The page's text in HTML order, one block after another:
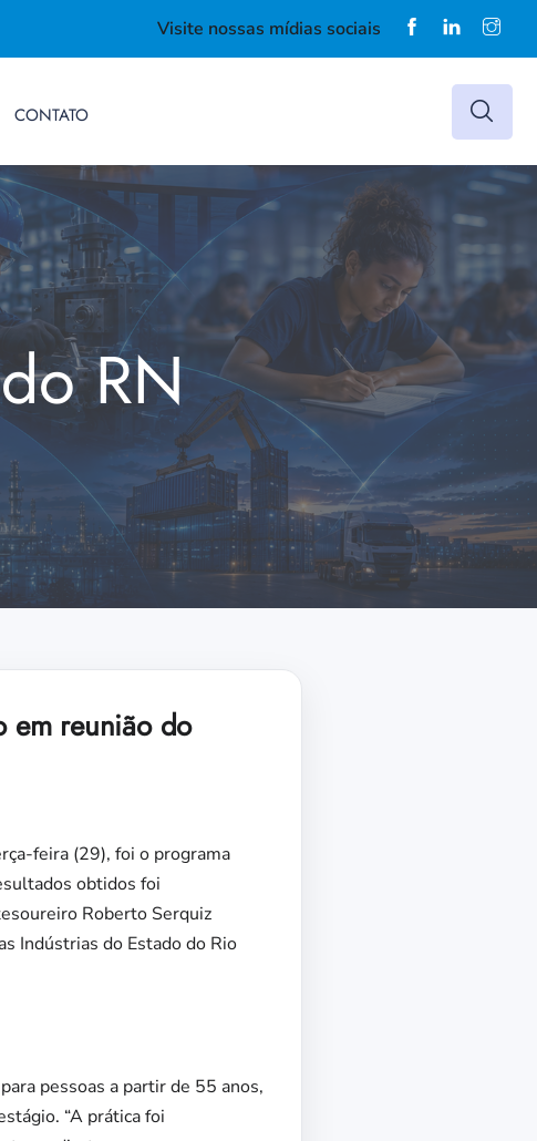
Visite nossas mídias sociais
CONTATO
RN
em reunião do
feira (29), foi o programa
obtidos foi
Roberto Serquiz
Indústrias do Estado do Rio
pessoas a partir de 55 anos,
“A prática foi